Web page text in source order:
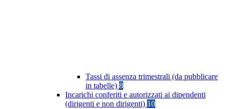
Tassi di assenza trimestrali (da pubblicare
in tabelle) 8
Incarichi conferiti e autorizzati ai dipendenti
(dirigenti e non dirigenti) 10